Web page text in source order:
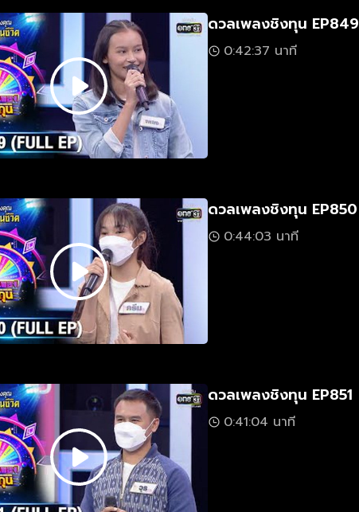
ดวลเพลงชิงทุน EP849
0:42:37 นาที
ดวลเพลงชิงทุน EP850
0:44:03 นาที
ดวลเพลงชิงทุน EP851
0:41:04 นาที